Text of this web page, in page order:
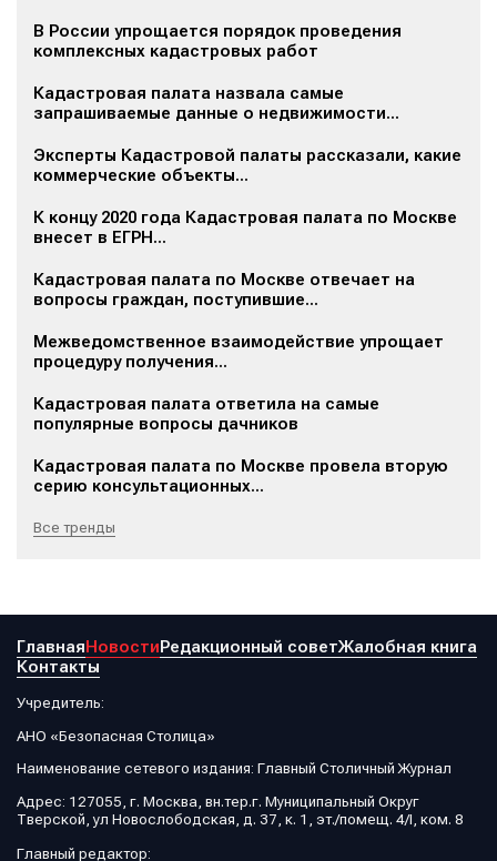
В России упрощается порядок проведения
комплексных кадастровых работ
Кадастровая палата назвала самые
запрашиваемые данные о недвижимости...
Эксперты Кадастровой палаты рассказали, какие
коммерческие объекты...
К концу 2020 года Кадастровая палата по Москве
внесет в ЕГРН...
Кадастровая палата по Москве отвечает на
вопросы граждан, поступившие...
Межведомственное взаимодействие упрощает
процедуру получения...
Кадастровая палата ответила на самые
популярные вопросы дачников
Кадастровая палата по Москве провела вторую
серию консультационных...
Все тренды
ГлавнаяНовостиРедакционный советЖалобная книга
Контакты
Учредитель:
АНО «Безопасная Столица»
Наименование сетевого издания: Главный Столичный Журнал
Адрес: 127055, г. Москва, вн.тер.г. Муниципальный Округ
Тверской, ул Новослободская, д. 37, к. 1, эт./помещ. 4/I, ком. 8
Главный редактор: